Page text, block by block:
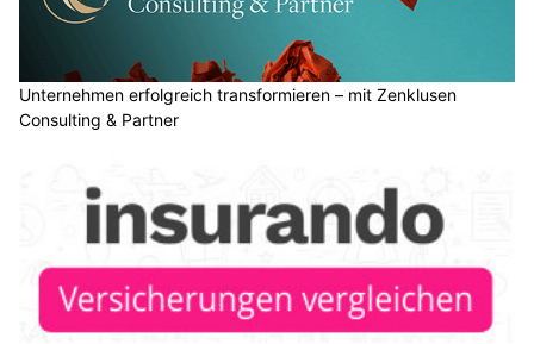
Unternehmen erfolgreich transformieren – mit Zenklusen
Consulting & Partner